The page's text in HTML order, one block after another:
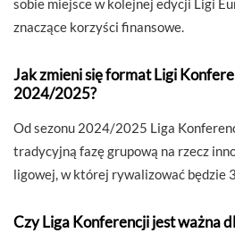
sobie miejsce w kolejnej edycji Ligi
znaczące korzyści finansowe.
Jak zmieni się format Ligi
2024/2025?
Od sezonu 2024/2025 Liga
tradycyjną fazę grupową na rzecz
ligowej, w której rywalizować będzie
Czy Liga Konferencji jest ważna